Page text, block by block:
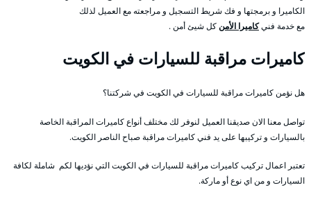
الكاميرا و برمجتها و فك شريط التسجيل و مراجعته مع العميل لذلك
مع خدمة فنيكاميرا الأمنكل شيئ أمن .
كاميرات مراقبة للسيارات في الكويت
هل نؤمن كاميرات مراقبة للسيارات في الكويت في شركتنا؟
تواصل معنا الان صديقنا العميل لنوفر لك مختلف أنواع كاميرات المراقبة الخاصة
بالسيارات و تركيبها على يد فني كاميرات مراقبة صباح الناصر الكويت.
تعتبر اعمال تركيب كاميرات مراقبة للسيارات في الكويت التي نؤديها لكم شاملة لكافة
السيارات و من اي نوع أو ماركة.